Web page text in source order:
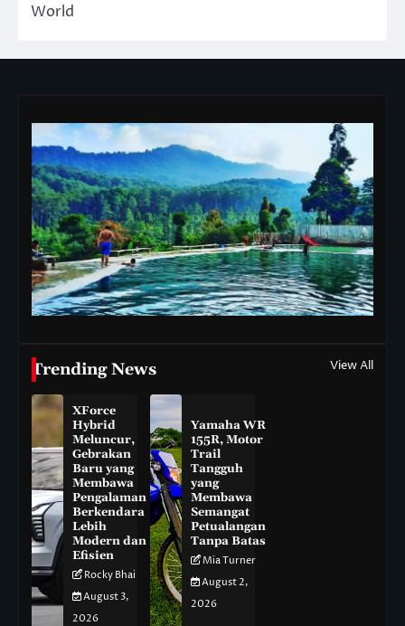
World
Trending News View All
XForce
Hybrid
Meluncur,
Gebrakan
Baru yang
Membawa
Pengalaman
Berkendara
Lebih
Modern dan
Efisien
Rocky Bhai
August 3,
2026
Yamaha WR
155R, Motor
Trail
Tangguh
yang
Membawa
Semangat
Petualangan
Tanpa Batas
Mia Turner
August 2,
2026